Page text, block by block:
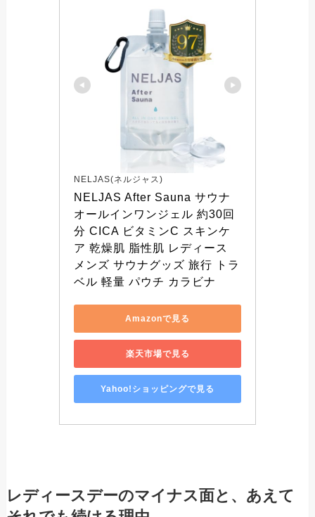
NELJAS(ネルジャス)
NELJAS After Sauna サウナ
オールインワンジェル 約30回
分 CICA ビタミンC スキンケ
ア 乾燥肌 脂性肌 レディース
メンズ サウナグッズ 旅行 トラ
ベル 軽量 パウチ カラビナ
Amazonで見る
楽天市場で見る
Yahoo!ショッピングで見る
レディースデーのマイナス面と、あえて